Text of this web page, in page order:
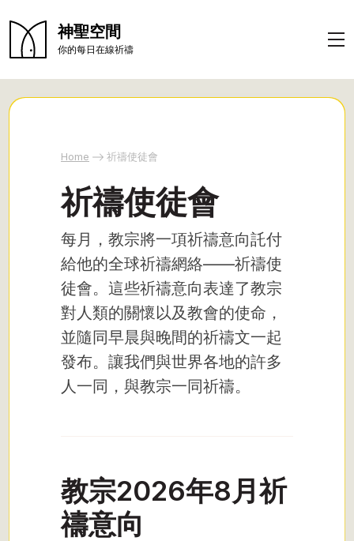
神聖空間
你的每日在線祈禱
Home 祈禱使徒會
祈禱使徒會
每月，教宗將一項祈禱意向託付
給他的全球祈禱網絡——祈禱使
徒會。這些祈禱意向表達了教宗
對人類的關懷以及教會的使命，
並隨同早晨與晚間的祈禱文一起
發布。讓我們與世界各地的許多
人一同，與教宗一同祈禱。
教宗2026年8月祈
禱意向